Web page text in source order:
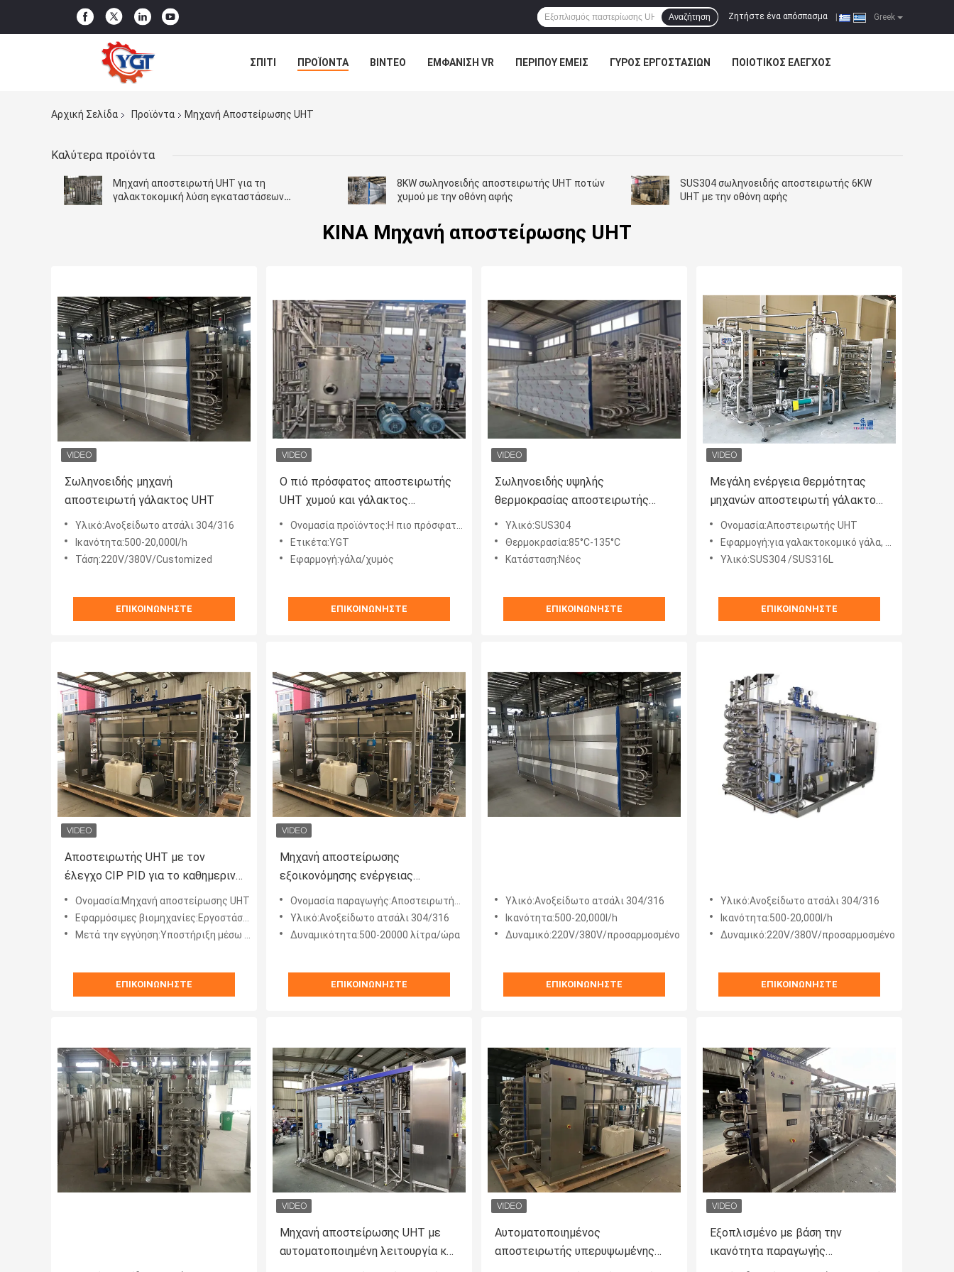
Greek
Ζητήστε ένα απόσπασμα
Αναζήτηση
ΣΠΊΤΙ ΠΡΟΪΌΝΤΑ ΒΊΝΤΕΟ ΕΜΦΆΝΙΣΗ VR ΠΕΡΊΠΟΥ ΕΜΕΊΣ ΓΎΡΟΣ ΕΡΓΟΣΤΑΣΊΩΝ ΠΟΙΟΤΙΚΌΣ ΈΛΕΓΧΟΣ
Αρχική Σελίδα
Προϊόντα Μηχανή Αποστείρωσης UHT
Καλύτερα προϊόντα
Μηχανή αποστειρωτή UHT για τη
γαλακτοκομική λύση εγκαταστάσεων
8KW σωληνοειδής αποστειρωτής UHT ποτών
χυμού με την οθόνη αφής
SUS304 σωληνοειδής αποστειρωτής 6KW
UHT με την οθόνη αφής
ΚΙΝΑ Μηχανή αποστείρωσης UHT
Σωληνοειδής μηχανή
αποστειρωτή γάλακτος UHT
Υλικό:Ανοξείδωτο ατσάλι 304/316
Ικανότητα:500-20,000l/h
Τάση:220V/380V/Customized
ΕΠΙΚΟΙΝΩΝΉΣΤΕ
Ο πιό πρόσφατος αποστειρωτής
UHT χυμού και γάλακτος
τεχνολογίας
Ονομασία προϊόντος:Η πιο πρόσφατη τεχνολογία στειρωτήρας χυμού και γάλακτος
Ετικέτα:YGT
Εφαρμογή:γάλα/χυμός
ΕΠΙΚΟΙΝΩΝΉΣΤΕ
Σωληνοειδής υψηλής
θερμοκρασίας αποστειρωτής
SUS304 για το γάλα
Υλικό:SUS304
Θερμοκρασία:85°C-135°C
Κατάσταση:Νέος
ΕΠΙΚΟΙΝΩΝΉΣΤΕ
Μεγάλη ενέργεια θερμότητας
μηχανών αποστειρωτή γάλακτος
ποτών χυμού ικανότητας από τον
ατμό
Ονομασία:Αποστειρωτής UHT
Εφαρμογή:για γαλακτοκομικό γάλα, ποτό τσαγιού, γάλα καρύδας κλπ.
Υλικό:SUS304 /SUS316L
ΕΠΙΚΟΙΝΩΝΉΣΤΕ
Αποστειρωτής UHT με τον
έλεγχο CIP PID για το καθημερινό
γάλα 5000l
Ονομασία:Μηχανή αποστείρωσης UHT
Εφαρμόσιμες βιομηχανίες:Εργοστάσιο τροφίμων και ποτών
Μετά την εγγύηση:Υποστήριξη μέσω διαδικτύου
ΕΠΙΚΟΙΝΩΝΉΣΤΕ
Μηχανή αποστείρωσης
εξοικονόμησης ενέργειας
Προσαρμοσμένη 500-20000l / H
υγρό αυγό Uht αποστείρωσης για
εργοστάσιο επεξεργασίας αυγών
Ονομασία παραγωγής:Αποστειρωτής για το γιαούρτι
Υλικό:Ανοξείδωτο ατσάλι 304/316
Δυναμικότητα:500-20000 λίτρα/ώρα
ΕΠΙΚΟΙΝΩΝΉΣΤΕ
Υλικό:Ανοξείδωτο ατσάλι 304/316
Ικανότητα:500-20,000l/h
Δυναμικό:220V/380V/προσαρμοσμένο
ΕΠΙΚΟΙΝΩΝΉΣΤΕ
Υλικό:Ανοξείδωτο ατσάλι 304/316
Ικανότητα:500-20,000l/h
Δυναμικό:220V/380V/προσαρμοσμένο
ΕΠΙΚΟΙΝΩΝΉΣΤΕ
Μηχανή αποστείρωσης UHT με
αυτοματοποιημένη λειτουργία και
Αυτοματοποιημένος
αποστειρωτής υπερυψωμένης
Εξοπλισμένο με βάση την
ικανότητα παραγωγής